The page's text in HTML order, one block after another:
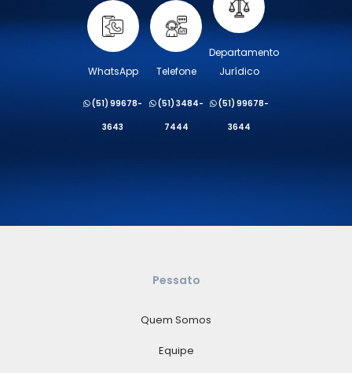
WhatsApp
(51) 99678-
3643
Telefone
(51) 3484-
7444
Departamento
Jurídico
(51) 99678-
3644
Pessato
Quem Somos
Equipe